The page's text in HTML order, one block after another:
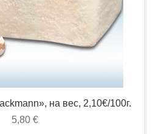
на вес, 2,10€/100г.
5,80 €